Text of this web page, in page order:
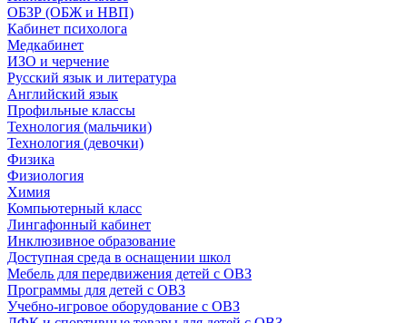
ОБЗР (ОБЖ и НВП)
Кабинет психолога
Медкабинет
ИЗО и черчение
Русский язык и литература
Английский язык
Профильные классы
Технология (мальчики)
Технология (девочки)
Физика
Физиология
Химия
Компьютерный класс
Лингафонный кабинет
Инклюзивное образование
Доступная среда в оснащении школ
Мебель для передвижения детей с ОВЗ
Программы для детей с ОВЗ
Учебно-игровое оборудование с ОВЗ